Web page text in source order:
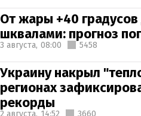
От жары +40
шквалами: прогноз
3 августа, 08:00 5458
Украину накрыл
регионах
рекорды
2 августа, 14:52 3660